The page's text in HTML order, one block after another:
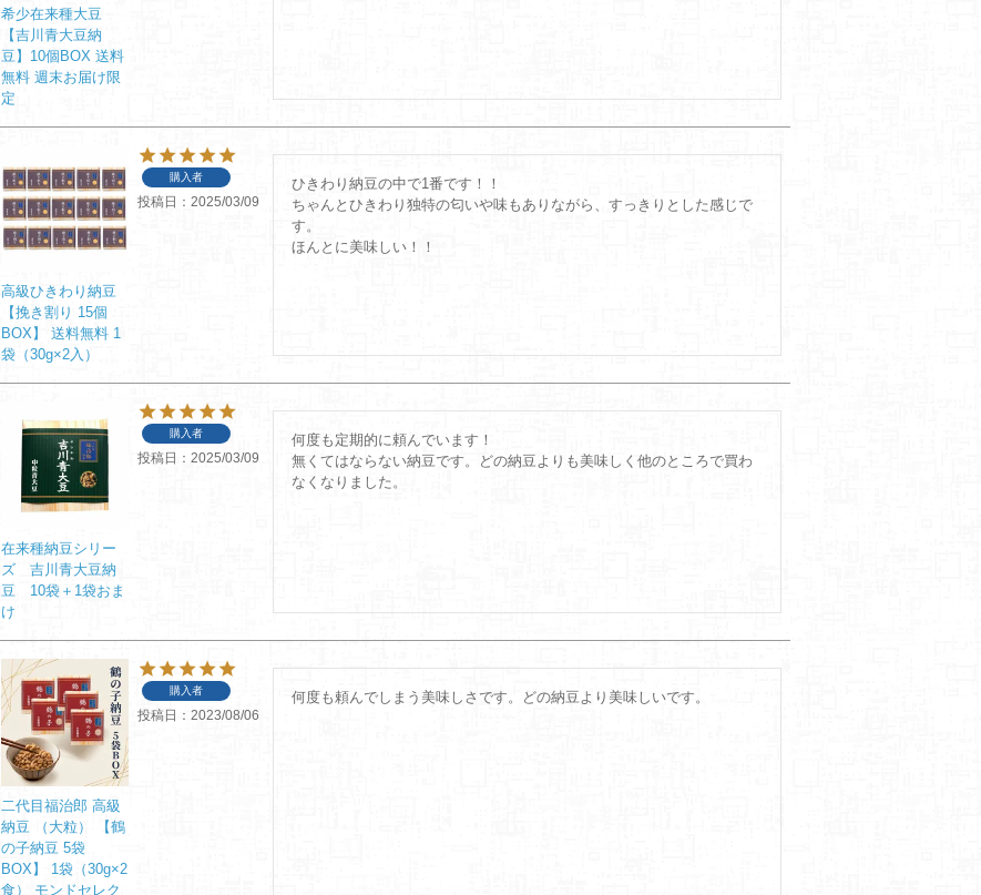
希少在来種大豆
【吉川青大豆納
豆】10個BOX 送料
無料 週末お届け限
定
高級ひきわり納豆
【挽き割り 15個
BOX】 送料無料 1
袋（30g×2入）
購入者
投稿日 2025/03/09
ひきわり納豆の中で1番です！！
ちゃんとひきわり独特の匂いや味もありながら、すっきりとした感じで
す。
ほんとに美味しい！！
在来種納豆シリー
ズ 吉川青大豆納
豆 10袋＋1袋おま
け
購入者
投稿日 2025/03/09
何度も定期的に頼んでいます！
無くてはならない納豆です。どの納豆よりも美味しく他のところで買わ
なくなりました。
二代目福治郎 高級
納豆 （大粒） 【鶴
の子納豆 5袋
BOX】 1袋（30g×2
食） モンドセレク
購入者
投稿日 2023/08/06
何度も頼んでしまう美味しさです。どの納豆より美味しいです。